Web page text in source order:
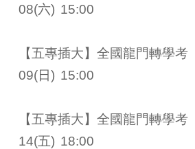
08(六) 15:00
【五專插大】全國龍門轉學考
09(日) 15:00
【五專插大】全國龍門轉學考
14(五) 18:00